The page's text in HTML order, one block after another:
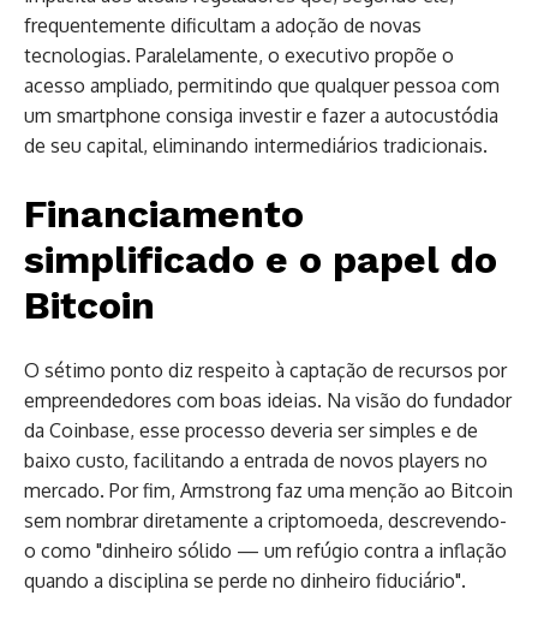
frequentemente dificultam a adoção de novas
tecnologias. Paralelamente, o executivo propõe o
acesso ampliado, permitindo que qualquer pessoa com
um smartphone consiga investir e fazer a autocustódia
de seu capital, eliminando intermediários tradicionais.
Financiamento
simplificado e o papel do
Bitcoin
O sétimo ponto diz respeito à captação de recursos por
empreendedores com boas ideias. Na visão do fundador
da Coinbase, esse processo deveria ser simples e de
baixo custo, facilitando a entrada de novos players no
mercado. Por fim, Armstrong faz uma menção ao Bitcoin
sem nombrar diretamente a criptomoeda, descrevendo-
o como "dinheiro sólido — um refúgio contra a inflação
quando a disciplina se perde no dinheiro fiduciário".